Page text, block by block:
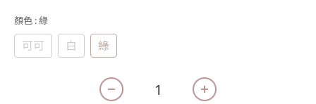
顏色 : 綠
可可 白 綠